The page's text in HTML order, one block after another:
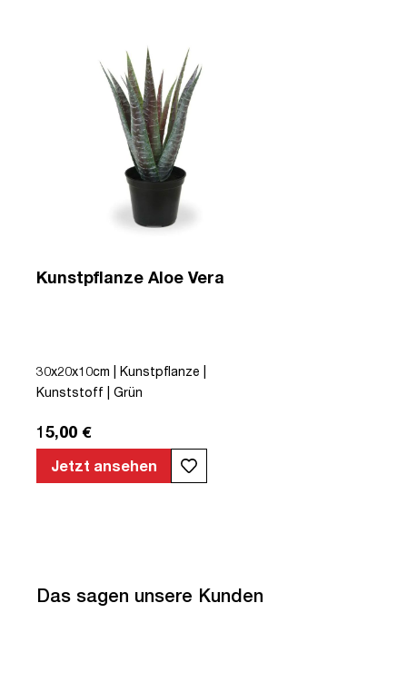
Kunstpflanze Aloe Vera
30x20x10cm | Kunstpflanze |
Kunststoff | Grün
15,00 €
Jetzt ansehen
Das sagen unsere Kunden